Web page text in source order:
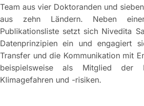
Team aus vier Doktoranden und
aus zehn Ländern. Neben einer
Publikationsliste setzt sich Nivedita
Datenprinzipien ein und engagiert
Transfer und die Kommunikation mit
beispielsweise als Mitglied der
Klimagefahren und -risiken.